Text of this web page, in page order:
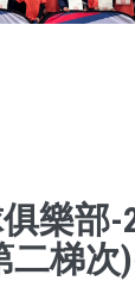
樂部-
梯次